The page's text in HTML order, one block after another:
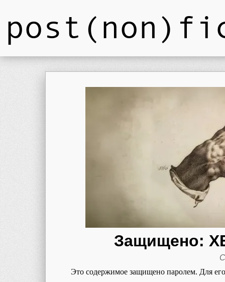
Защищено:
Это содержимое защищено паролем. Для